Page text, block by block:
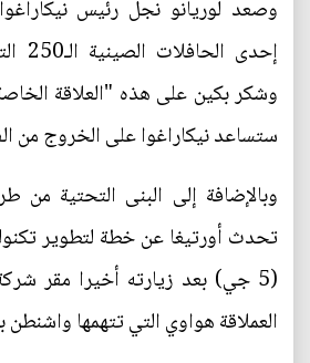
وصعد لوريانو نجل رئيس
وشكر بكين على هذه "العلاقة
ستساعد نيكاراغوا على الخروج من
وبالإضافة إلى البنى التحتية من
تحدث أورتيغا عن خطة لتطوير
(5 جي) بعد زيارته أخيرا مقر
العملاقة هواوي التي تتهمها